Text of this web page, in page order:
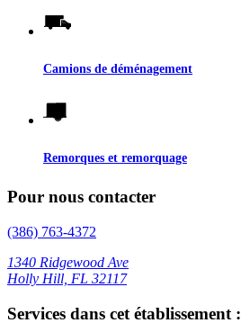
Camions de déménagement
Remorques et remorquage
Pour nous contacter
(386) 763-4372
1340 Ridgewood Ave
Holly Hill, FL 32117
Services dans cet établissement :